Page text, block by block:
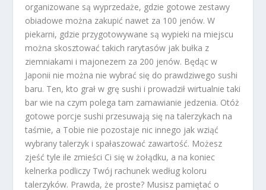
organizowane są wyprzedaże, gdzie gotowe zestawy
obiadowe można zakupić nawet za 100 jenów. W
piekarni, gdzie przygotowywane są wypieki na miejscu
można skosztować takich rarytasów jak bułka z
ziemniakami i majonezem za 200 jenów. Będąc w
Japonii nie można nie wybrać się do prawdziwego sushi
baru. Ten, kto grał w grę sushi i prowadził wirtualnie taki
bar wie na czym polega tam zamawianie jedzenia. Otóż
gotowe porcje sushi przesuwają się na talerzykach na
taśmie, a Tobie nie pozostaje nic innego jak wziąć
wybrany talerzyk i spałaszować zawartość. Możesz
zjeść tyle ile zmieści Ci się w żołądku, a na koniec
kelnerka podliczy Twój rachunek według koloru
talerzyków. Prawda, że proste? Musisz pamiętać o